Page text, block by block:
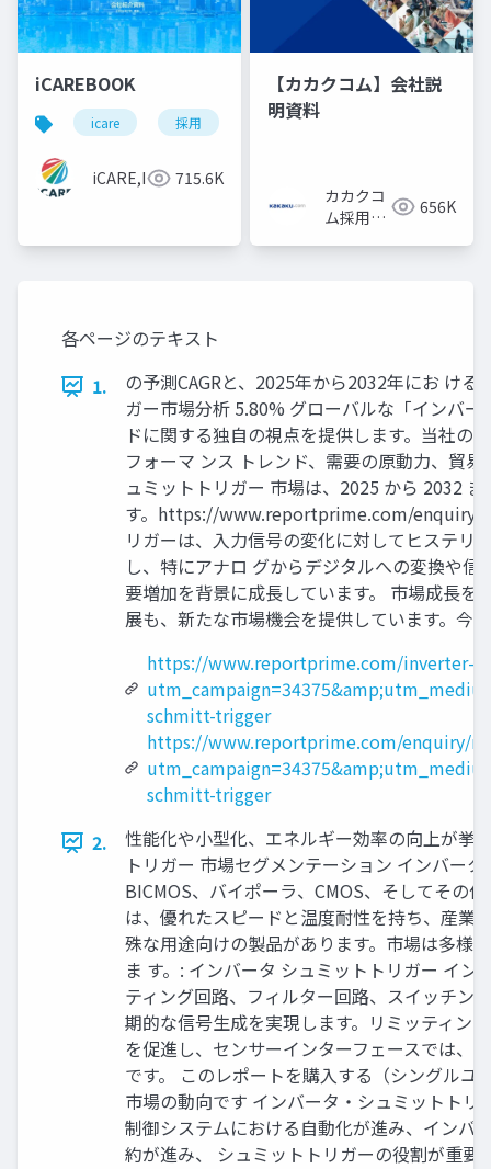
iCAREBOOK
icare 採用 カルチャーデック
iCARE,Inc 715.6K
【カカクコム】会社説
明資料
カカクコ
ム採用担
656K
各ページのテキスト
1.
の予測CAGRと、2025年から2032年にお け
ガー市場分析 5.80% グローバルな「インバ
ドに関する独自の視点を提供します。当社の
フォーマ ンス トレンド、需要の原動力、貿
ュミットトリガー 市場は、2025 から 2032
す。https://www.reportprime.com/enquiry/
リガーは、入力信号の変化に対してヒステリ
し、特にアナロ グからデジタルへの変換や
要増加を背景に成長しています。 市場成長
展も、新たな市場機会を提供しています。今
https://www.reportprime.com/inverter-
schmitt-trigger
https://www.reportprime.com/enquiry/
schmitt-trigger
2.
性能化や小型化、エネルギー効率の向上が挙
トリガー 市場セグメンテーション インバー
BICMOS、バイポーラ、CMOS、そしてその
は、優れたスピードと温度耐性を持ち、産業
殊な用途向けの製品があります。市場は多様
ま す。: インバータ シュミットトリガー イ
ティング回路、フィルター回路、スイッチン
期的な信号生成を実現します。リミッティン
を促進し、センサーインターフェースでは、
です。 このレポートを購入する（シングル
市場の動向です インバータ・シュミットト
制御システムにおける自動化が進み、インバ
約が進み、 シュミットトリガーの役割が重要